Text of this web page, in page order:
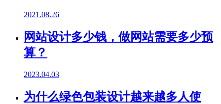
2021.08.26
网站设计多少钱，做网站需要多少预
算？
2023.04.03
为什么绿色包装设计越来越多人使